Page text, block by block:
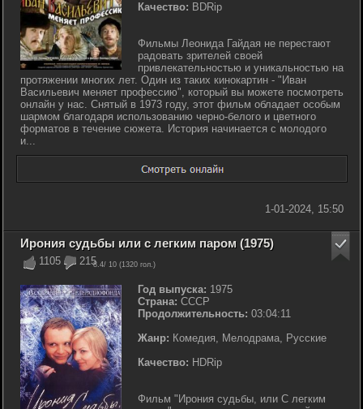
Качество: BDRip
Фильмы Леонида Гайдая не перестают
радовать зрителей своей
привлекательностью и уникальностью на
протяжении многих лет. Один из таких кинокартин - "Иван
Васильевич меняет профессию", который вы можете посмотреть
онлайн у нас. Снятый в 1973 году, этот фильм обладает особым
шармом благодаря использованию черно-белого и цветного
форматов в течение сюжета. История начинается с молодого
и...
1-01-2024, 15:50
1105 2158.4/ 10 (1320 гол.)
Ирония судьбы или с легким паром (1975)
Год выпуска: 1975
Страна: СССР
Продолжительность: 03:04:11
Жанр: Комедия, Мелодрама, Русские
Качество: HDRip
Фильм "Ирония судьбы, или С легким